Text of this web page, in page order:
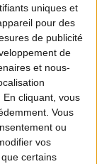
uniques et
pour des
de publicité
de
et nous-
En cliquant, vous
Vous
ou
vos
certains